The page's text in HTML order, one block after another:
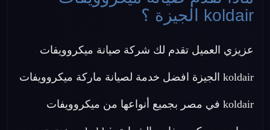
koldair الجيزة ؟
عزيزي العميل تقدم لك شركة صيانة ميكروويفات
koldair الجيزة افضل خدمة لصيانة ماركة ميكروويفات
koldair في مصر بجميع أنواعها من ميكروويفات